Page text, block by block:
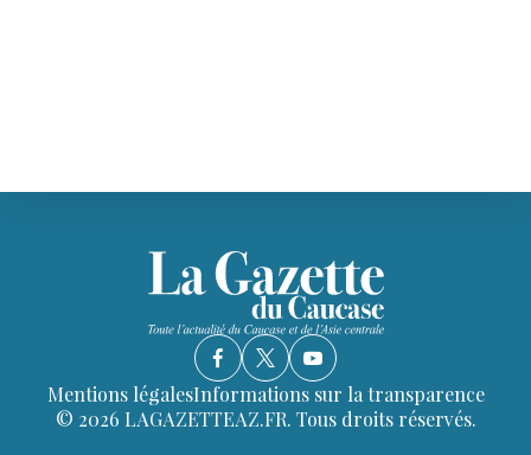
Mentions légalesInformations sur la transparence
© 2026 LAGAZETTEAZ.FR. Tous droits réservés.